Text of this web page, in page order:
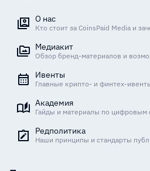
О нас
Кто стоит за CoinsPaid Media и
Медиакит
Обзор бренд-материалов и
Ивенты
Главные крипто- и финтех-
Академия
Гайды и материалы по цифровым
Редполитика
Наши принципы и стандарты